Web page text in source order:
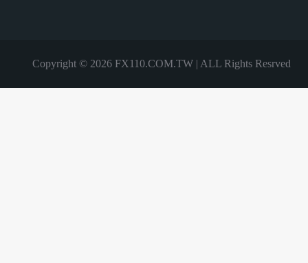
Copyright © 2026 FX110.COM.TW | ALL Rights Resrved